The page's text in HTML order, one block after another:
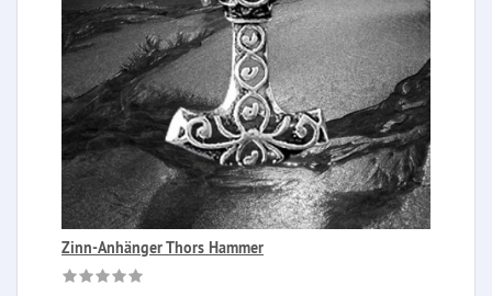
Zinn-Anhänger Thors Hammer